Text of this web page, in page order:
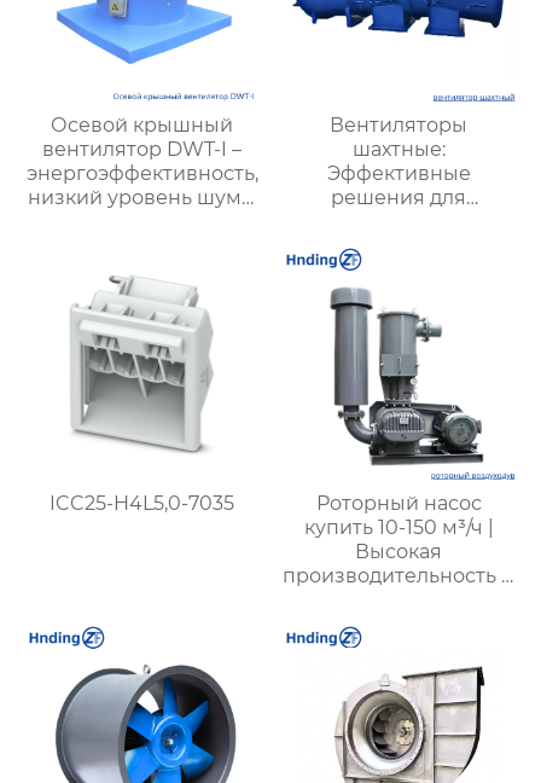
Осевой крышный
вентилятор DWT-I –
энергоэффективность,
низкий уровень шума,
взрывозащита
Вентиляторы
шахтные:
Эффективные
решения для
производительности
в горной
промышленности
ICC25-H4L5,0-7035
Роторный насос
купить 10-150 м³/ч |
Высокая
производительность и
промышленности от